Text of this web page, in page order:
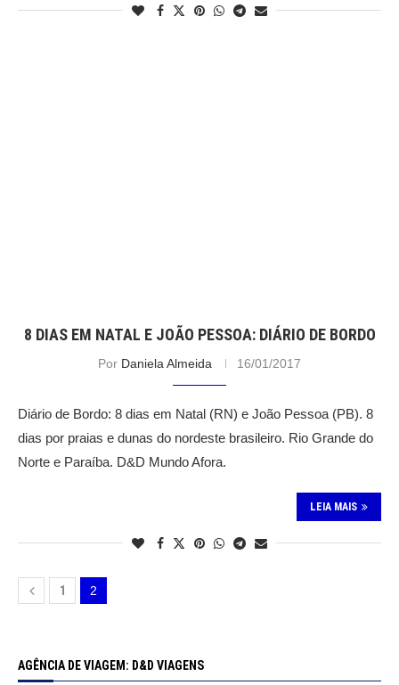
8 DIAS EM NATAL E JOÃO PESSOA: DIÁRIO DE BORDO
Por Daniela Almeida 16/01/2017
Diário de Bordo: 8 dias em Natal (RN) e João Pessoa (PB). 8
dias por praias e dunas do nordeste brasileiro. Rio Grande do
Norte e Paraíba. D&D Mundo Afora.
LEIA MAIS
1 2
AGÊNCIA DE VIAGEM: D&D VIAGENS